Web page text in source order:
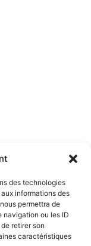
des technologies
informations des
permettra de
navigation ou les ID
retirer son
caractéristiques